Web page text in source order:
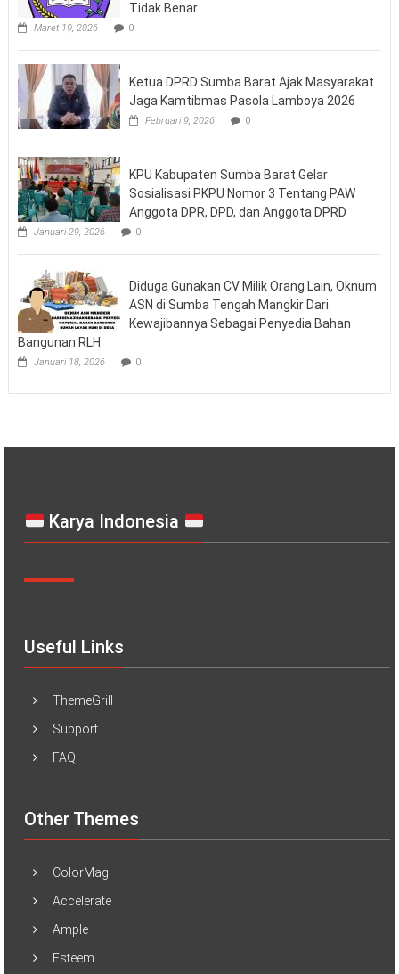
Tidak Benar
Maret 19, 2026 0
Ketua DPRD Sumba Barat Ajak Masyarakat
Jaga Kamtibmas Pasola Lamboya 2026
Februari 9, 2026 0
KPU Kabupaten Sumba Barat Gelar
Sosialisasi PKPU Nomor 3 Tentang PAW
Anggota DPR, DPD, dan Anggota DPRD
Januari 29, 2026 0
Diduga Gunakan CV Milik Orang Lain, Oknum
ASN di Sumba Tengah Mangkir Dari
Kewajibannya Sebagai Penyedia Bahan
Bangunan RLH
Januari 18, 2026 0
Karya Indonesia
Useful Links
ThemeGrill
Support
FAQ
Other Themes
ColorMag
Accelerate
Ample
Esteem